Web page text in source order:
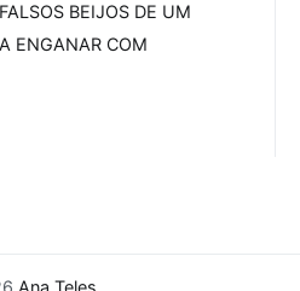
BEIJOS DE UM
ENGANAR COM